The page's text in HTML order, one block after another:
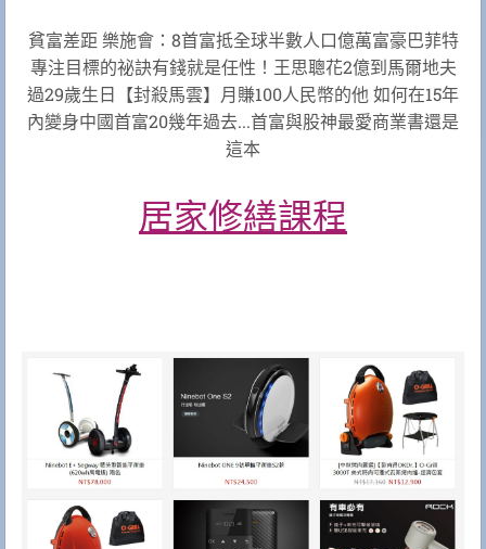
貧富差距 樂施會：8首富抵全球半數人口億萬富豪巴菲特
專注目標的祕訣有錢就是任性！王思聰花2億到馬爾地夫
過29歲生日【封殺馬雲】月賺100人民幣的他 如何在15年
內變身中國首富20幾年過去...首富與股神最愛商業書還是
這本
居家修繕課程